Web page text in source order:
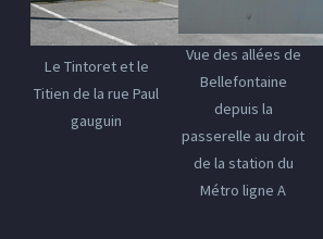
Le Tintoret et le
Titien de la rue Paul
gauguin
Vue des allées de
Bellefontaine
depuis la
passerelle au droit
de la station du
Métro ligne A